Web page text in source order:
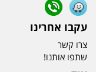
עקבו אחרינו
צרו קשר
שתפו אותנו!